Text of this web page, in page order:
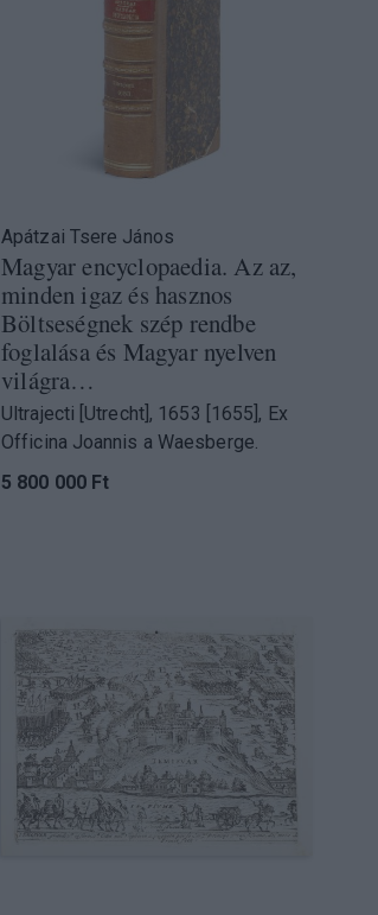
Apátzai Tsere János
Magyar encyclopaedia. Az az,
minden igaz és hasznos
Böltseségnek szép rendbe
foglalása és Magyar nyelven
világra…
Ultrajecti [Utrecht], 1653 [1655], Ex
Officina Joannis a Waesberge.
5 800 000 Ft